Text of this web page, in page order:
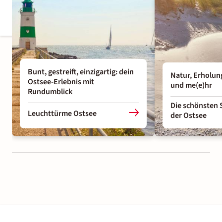
Bunt, gestreift, einzigartig: dein
Ostsee-Erlebnis mit
Rundumblick
Leuchttürme Ostsee
Natur,
und me(e)hr
Die schönsten
der Ostsee